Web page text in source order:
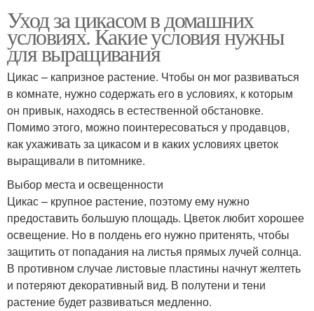
Уход за цикасом в домашних
условиях. Какие условия нужны
для выращивания
Цикас – капризное растение. Чтобы он мог развиваться
в комнате, нужно содержать его в условиях, к которым
он привык, находясь в естественной обстановке.
Помимо этого, можно поинтересоваться у продавцов,
как ухаживать за цикасом и в каких условиях цветок
выращивали в питомнике.
Выбор места и освещенности
Цикас – крупное растение, поэтому ему нужно
предоставить большую площадь. Цветок любит хорошее
освещение. Но в полдень его нужно притенять, чтобы
защитить от попадания на листья прямых лучей солнца.
В противном случае листовые пластины начнут желтеть
и потеряют декоративный вид. В полутени и тени
растение будет развиваться медленно.